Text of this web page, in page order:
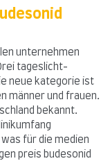
unternehmen
tageslicht-
neue kategorie ist
männer und frauen.
bekannt.
für die medien
preis budesonid